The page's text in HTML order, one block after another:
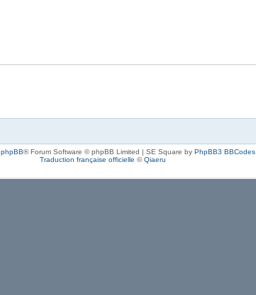
phpBB® Forum Software © phpBB Limited | SE Square by PhpBB3 BBCodes
Traduction française officielle ©Qiaeru